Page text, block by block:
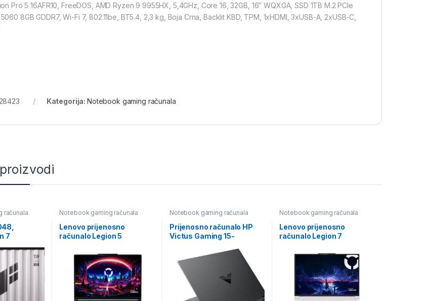
Pro 5 16AFR10, FreeDOS, AMD Ryzen 9 9955HX, 5,4GHz, Core 16, 32GB, 16″ WQXGA, SSD 1TB M.2 PCIe
8GB GDDR7, Wi-Fi 7, 802.11be, BT5.4, 2,3 kg, Boja Crna, Backlit KBD, TPM, 1xHDMI, 3xUSB-A, 2xUSB-C,
Kategorija: Notebook gaming računala
računala
7
2Y
Notebook gaming računala
Lenovo prijenosno
računalo Legion 5
Notebook gaming računala
Prijenosno računalo HP
Victus Gaming 15-
Notebook gaming računala
Lenovo prijenosno
računalo Legion 7